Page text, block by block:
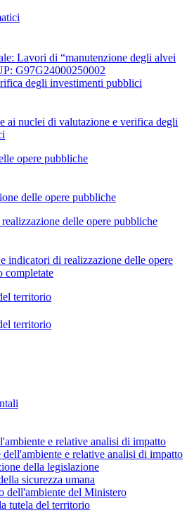
Lavori di “manutenzione degli alvei
G97G24000250002
degli investimenti pubblici
ai nuclei di valutazione e verifica degli
opere pubbliche
delle opere pubbliche
delle opere pubbliche
indicatori di realizzazione delle opere
completate
territorio
territorio
e relative analisi di impatto
e relative analisi di impatto
della legislazione
sicurezza umana
dell'ambiente del Ministero
tutela del territorio